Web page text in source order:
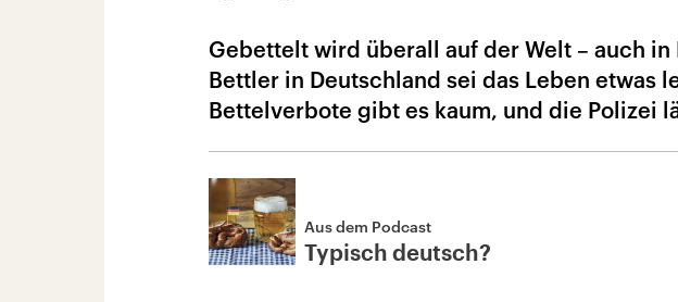
Gebettelt wird überall auf der Welt – auch
Bettler in Deutschland sei das Leben etwas
Bettelverbote gibt es kaum, und die Polizei
Aus dem Podcast
Typisch deutsch?